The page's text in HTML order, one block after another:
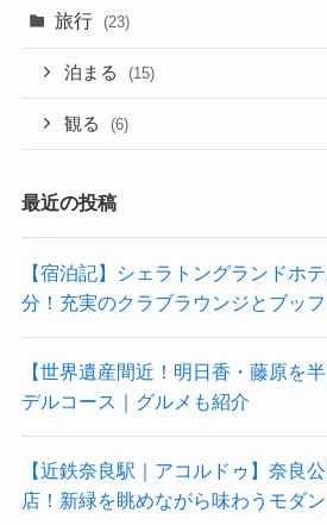
旅行 (23)
泊まる (15)
観る (6)
最近の投稿
【宿泊記】シェラトングランドホ
分！充実のクラブラウンジとブッ
【世界遺産間近！明日香・藤原を
デルコース｜グルメも紹介
【近鉄奈良駅｜アコルドゥ】奈良
店！新緑を眺めながら味わうモダ